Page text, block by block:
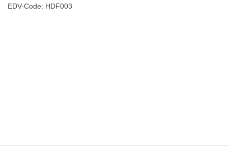
EDV-Code: HDF003